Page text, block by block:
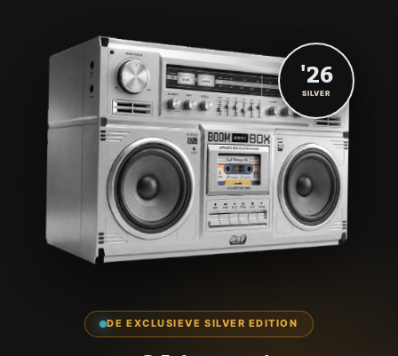
DE EXCLUSIEVE SILVER EDITION
'26
SILVER